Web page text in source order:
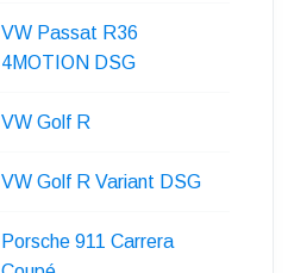
VW Passat R36
4MOTION DSG
VW Golf R
VW Golf R Variant DSG
Porsche 911 Carrera